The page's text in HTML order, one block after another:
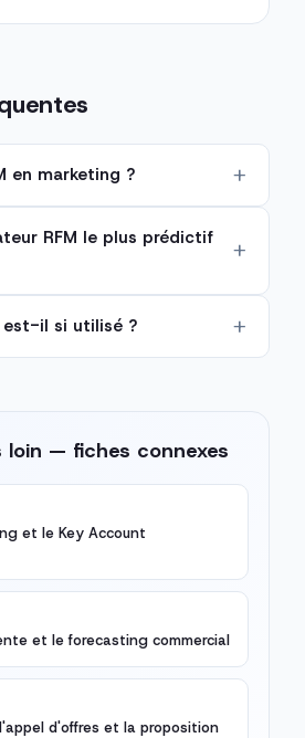
en marketing ?
RFM le plus prédictif
est-il si utilisé ?
loin — fiches connexes
et le Key Account
et le forecasting commercial
d'offres et la proposition